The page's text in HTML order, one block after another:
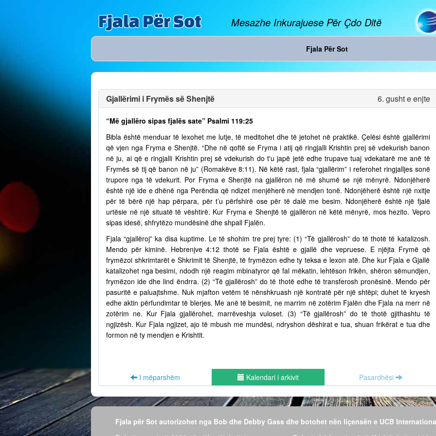
Fjala Për Sot Mesazhe Inkurajuese Për Çdo Ditë
Fjala Për Sot
Gjallërimi i Frymës së Shenjtë 6. gusht e enjte
“Më gjallëro sipas fjalës sate” Psalmi 119:25
Bibla është menduar të lexohet me lutje, të meditohet dhe të jetohet në praktikë. Çelësi është gjallërimi
që vjen nga Fryma e Shenjtë. “Dhe në qoftë se Fryma i atij që ringjalli Krishtin prej së vdekurish banon
në ju, ai që e ringjalli Krishtin prej së vdekurish do t'u japë jetë edhe trupave tuaj vdekatarë me anë të
Frymës së tij që banon në ju” (Romakëve 8:11). Në këtë rast, fjala “gjallërim” i referohet ringjalljes sonë
trupore nga të vdekurit. Por Fryma e Shenjtë na gjallëron në më shumë se një mënyrë. Ndonjëherë
është një ide e dhënë nga Perëndia që ndizet menjëherë në mendjen tonë. Ndonjëherë është një nxitje
për të bërë një hap përpara, për t’u përfshirë ose për të dalë me besim. Ndonjëherë është një fjalë
urtësie në një situatë të vështirë. Kur Fryma e Shenjtë të gjallëron në këtë mënyrë, mos hezito. Vepro
sipas idesë, shfrytëzo mundësinë dhe shpall Fjalën.
Fjala “gjallëroj” ka disa kuptime. Le të shohim tre prej tyre: (1) “Të gjallërosh” do të thotë të katalizosh.
Mendo për kiminë. Hebrenjve 4:12 thotë se Fjala është e gjallë dhe vepruese. E njëjta Frymë që
frymëzoi shkrimtarët e Shkrimit të Shenjtë, të frymëzon edhe ty teksa e lexon atë. Dhe kur Fjala e Gjallë
katalizohet nga besimi, ndodh një reagim mbinatyror që fal mëkatin, lehtëson frikën, shëron sëmundjen,
frymëzon ide dhe lind ëndrra. (2) “Të gjallërosh” do të thotë edhe të transferosh pronësinë. Mendo për
pasuritë e paluajtshme. Nuk mjafton vetëm të nënshkruash një kontratë për një shtëpi; duhet të kryesh
edhe aktin përfundimtar të blerjes. Me anë të besimit, ne marrim në zotërim Fjalën dhe Fjala na merr në
zotërim ne. Kur Fjala gjallërohet, marrëveshja vuloset. (3) “Të gjallërosh” do të thotë gjithashtu të
ngjizësh. Kur Fjala ngjizet, ajo të mbush me mundësi, ndryshon dëshirat e tua, shuan frikërat e tua dhe
formon në ty mendjen e Krishtit.
I mëparshëm Kalendari i arkivit Pasardhësi
Fjala për Sot autorizohet nga Bob dhe Debby Gass dhe botohet nën liçensën e UCB